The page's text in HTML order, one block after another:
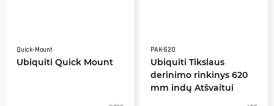
Quick-Mount
Ubiquiti Quick Mount
PAK-620
Ubiquiti Tikslaus
derinimo rinkinys 620
mm indų Atšvaitui